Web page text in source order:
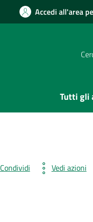
Accedi all'area
Tutti gli
Condividi Vedi azioni